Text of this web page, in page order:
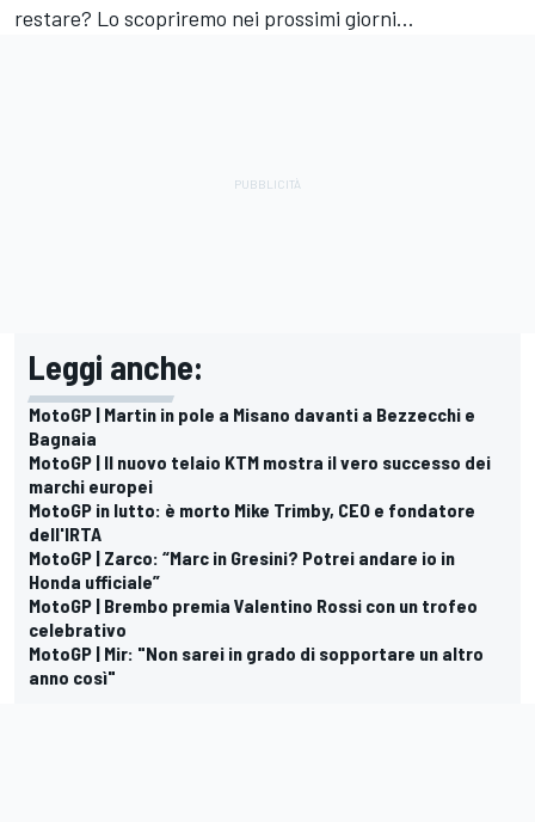
restare? Lo scopriremo nei prossimi giorni…
Leggi anche:
MotoGP | Martin in pole a Misano davanti a Bezzecchi e
Bagnaia
MotoGP | Il nuovo telaio KTM mostra il vero successo dei
marchi europei
MotoGP in lutto: è morto Mike Trimby, CEO e fondatore
dell'IRTA
MotoGP | Zarco: “Marc in Gresini? Potrei andare io in
Honda ufficiale”
MotoGP | Brembo premia Valentino Rossi con un trofeo
celebrativo
MotoGP | Mir: "Non sarei in grado di sopportare un altro
anno così"